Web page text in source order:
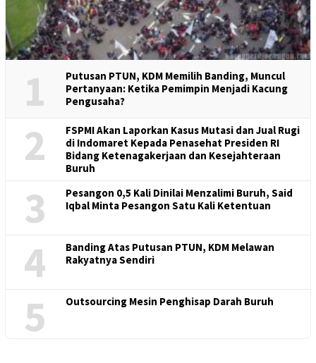
1
Putusan PTUN, KDM Memilih Banding, Muncul
Pertanyaan: Ketika Pemimpin Menjadi Kacung
Pengusaha?
2
FSPMI Akan Laporkan Kasus Mutasi dan Jual Rugi
di Indomaret Kepada Penasehat Presiden RI
Bidang Ketenagakerjaan dan Kesejahteraan
Buruh
3
Pesangon 0,5 Kali Dinilai Menzalimi Buruh, Said
Iqbal Minta Pesangon Satu Kali Ketentuan
4
Banding Atas Putusan PTUN, KDM Melawan
Rakyatnya Sendiri
5 Outsourcing Mesin Penghisap Darah Buruh